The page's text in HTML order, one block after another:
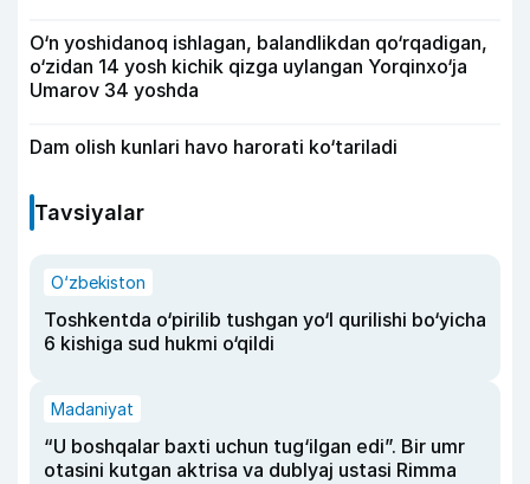
O‘n yoshidanoq ishlagan, balandlikdan qo‘rqadigan,
o‘zidan 14 yosh kichik qizga uylangan Yorqinxo‘ja
Umarov 34 yoshda
Dam olish kunlari havo harorati ko‘tariladi
Tavsiyalar
O‘zbekiston
Toshkentda o‘pirilib tushgan yo‘l qurilishi bo‘yicha
6 kishiga sud hukmi o‘qildi
Madaniyat
“U boshqalar baxti uchun tug‘ilgan edi”. Bir umr
otasini kutgan aktrisa va dublyaj ustasi Rimma